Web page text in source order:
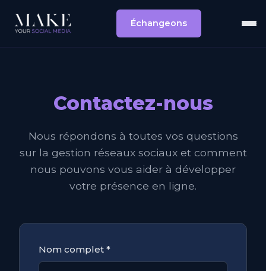
Échangeons
Contactez-nous
Nous répondons à toutes vos questions
sur la gestion réseaux sociaux et comment
nous pouvons vous aider à développer
votre présence en ligne.
Nom complet *